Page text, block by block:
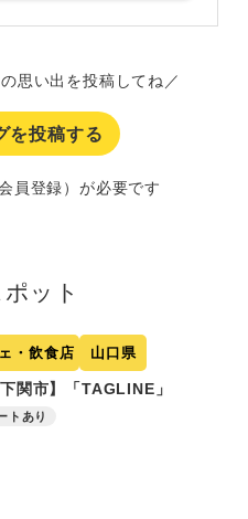
思い出を投稿してね／
を投稿する
員登録）が必要です
ット
・飲食店 山口県
下関市】「TAGLINE」
トあり